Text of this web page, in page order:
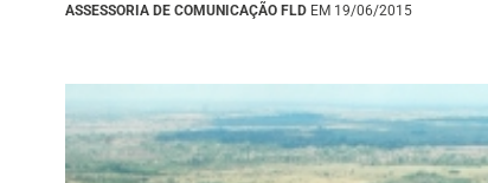
ASSESSORIA DE COMUNICAÇÃO FLD EM 19/06/2015